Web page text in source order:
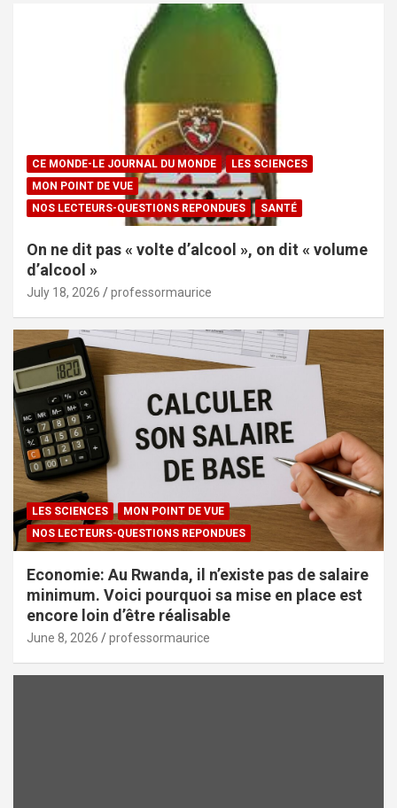
CE MONDE-LE JOURNAL DU MONDE
LES SCIENCES
MON POINT DE VUE
NOS LECTEURS-QUESTIONS REPONDUES
SANTÉ
On ne dit pas « volte d’alcool », on dit « volume
d’alcool »
July 18, 2026 professormaurice
LES SCIENCES
MON POINT DE VUE
NOS LECTEURS-QUESTIONS REPONDUES
Economie: Au Rwanda, il n’existe pas de salaire
minimum. Voici pourquoi sa mise en place est
encore loin d’être réalisable
June 8, 2026 professormaurice